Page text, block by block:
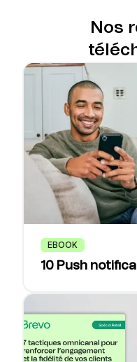
Nos
EBOOK
10 Push